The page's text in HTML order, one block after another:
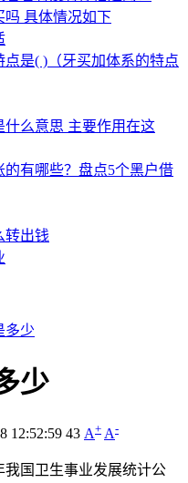
吗 具体情况如下
是( )（牙买加体系的特点
么意思 主要作用在这
的有哪些？盘点5个黑户借
转出钱
多少
少
12:52:59 43 A+ A-
我国卫生事业发展统计公